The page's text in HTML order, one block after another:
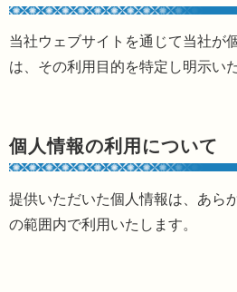
当社ウェブサイトを通じて当社が
は、その利用目的を特定し明示い
個人情報の利用について
提供いただいた個人情報は、あら
の範囲内で利用いたします。